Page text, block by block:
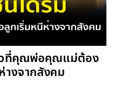
วที่คุณพ่อคุณแม่ต้อง
างจากสังคม